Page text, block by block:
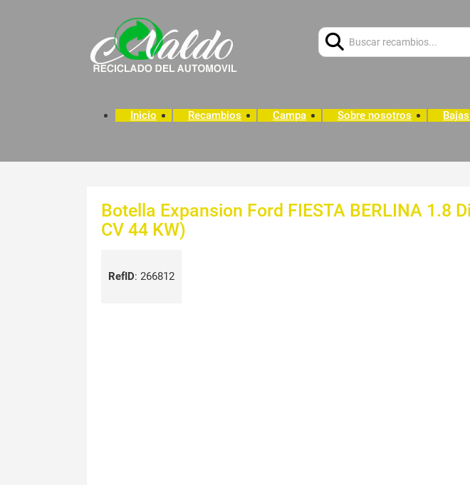
Inicio Recambios Campa Sobre nosotros
Botella Expansion Ford FIESTA BERLINA 1.8
CV 44 KW)
RefID: 266812